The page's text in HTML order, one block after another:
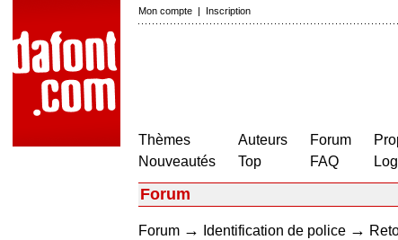
Mon compte | Inscription
Thèmes
Nouveautés
Auteurs
Top
Forum
FAQ
Forum
Forum → Identification de police →